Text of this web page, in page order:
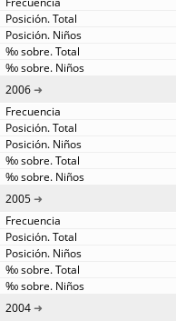
2006
2005
2004